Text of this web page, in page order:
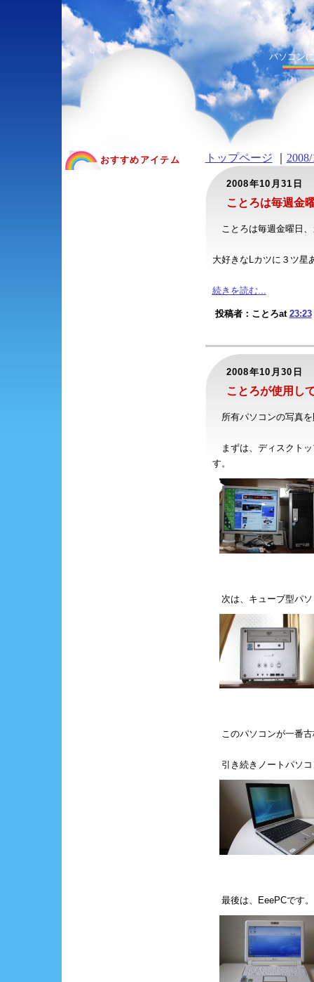
パソコン
おすすめアイテム トップページ 2008/
2008年10月31日
ことろは毎週金
ことろは毎週金曜日、
大好きなLカツに３ツ星
続きを読む...
投稿者：ことろat 23:23
2008年10月30日
ことろが使用し
所有パソコンの写真を
まずは、ディスクトッ
す。
次は、キューブ型パソ
このパソコンが一番古
引き続きノートパソコ
最後は、EeePCです。